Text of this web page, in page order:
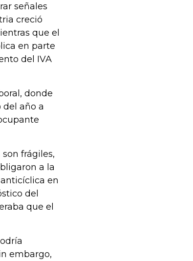
señales
creció
que el
en parte
del IVA
donde
del año a
frágiles,
a la
en
del
que el
embargo,